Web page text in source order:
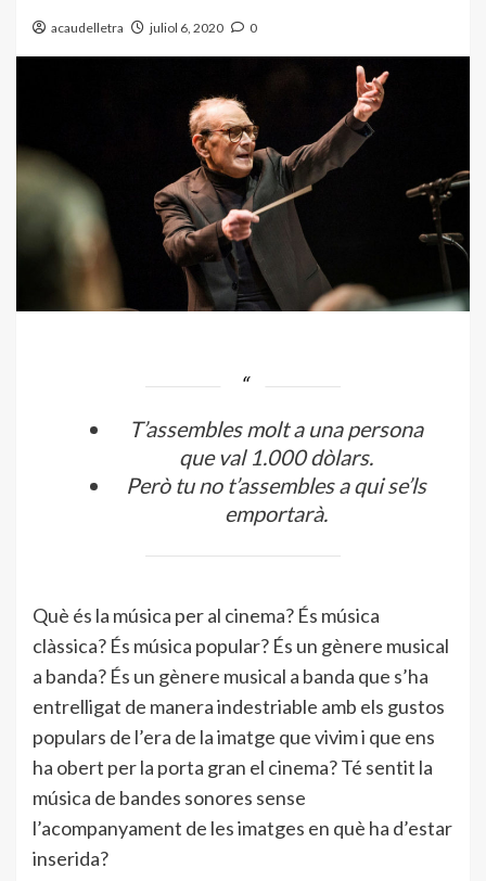
acaudelletra juliol 6, 2020 0
T’assembles molt a una persona
que val 1.000 dòlars.
Però tu no t’assembles a qui se’ls
emportarà.
Què és la música per al cinema? És música
clàssica? És música popular? És un gènere musical
a banda? És un gènere musical a banda que s’ha
entrelligat de manera indestriable amb els gustos
populars de l’era de la imatge que vivim i que ens
ha obert per la porta gran el cinema? Té sentit la
música de bandes sonores sense
l’acompanyament de les imatges en què ha d’estar
inserida?